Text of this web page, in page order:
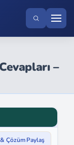
–
Çözüm Paylaş